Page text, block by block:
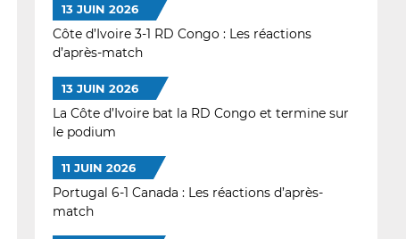
13 JUIN 2026
Côte d’Ivoire 3-1 RD Congo : Les réactions
d’après-match
13 JUIN 2026
La Côte d’Ivoire bat la RD Congo et termine sur
le podium
11 JUIN 2026
Portugal 6-1 Canada : Les réactions d’après-
match